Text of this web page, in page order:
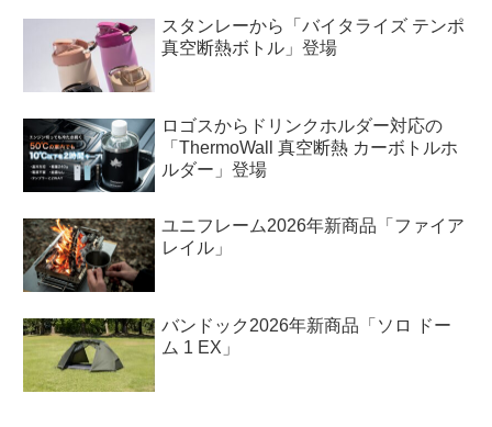
スタンレーから「バイタライズ テンポ
真空断熱ボトル」登場
ロゴスからドリンクホルダー対応の
「ThermoWall 真空断熱 カーボトルホ
ルダー」登場
ユニフレーム2026年新商品「ファイア
レイル」
バンドック2026年新商品「ソロ ドー
ム 1 EX」